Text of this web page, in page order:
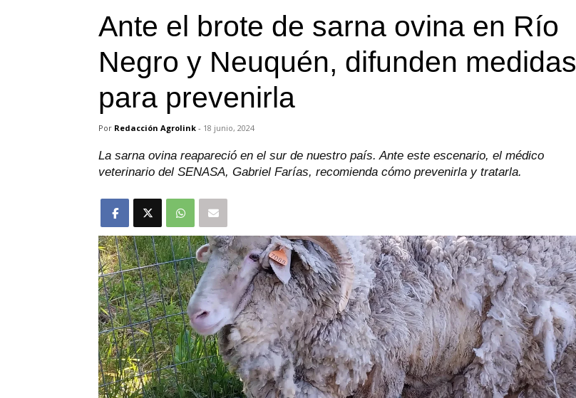
Ante el brote de sarna ovina en Río
Negro y Neuquén, difunden medidas
para prevenirla
Por Redacción Agrolink - 18 junio, 2024
La sarna ovina reapareció en el sur de nuestro país. Ante este escenario, el médico
veterinario del SENASA, Gabriel Farías, recomienda cómo prevenirla y tratarla.